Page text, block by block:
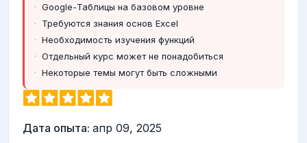
Google-Таблицы на базовом уровне
Требуются знания основ Excel
Необходимость изучения функций
Отдельный курс может не понадобиться
Некоторые темы могут быть сложными
Дата опыта: апр 09, 2025